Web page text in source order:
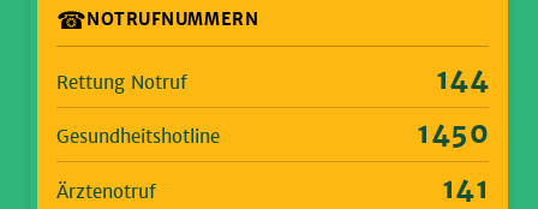
☎NOTRUFNUMMERN
Rettung Notruf 144
Gesundheitshotline 1450
Ärztenotruf 141